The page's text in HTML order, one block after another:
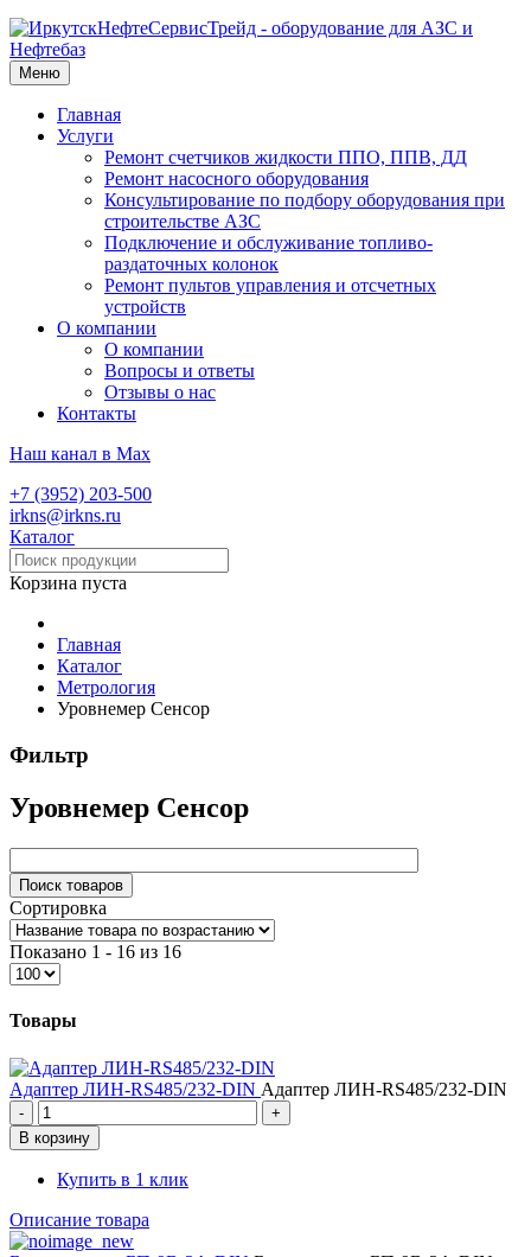
Меню
Главная
Услуги
Ремонт счетчиков жидкости ППО, ППВ, ДД
Ремонт насосного оборудования
Консультирование по подбору оборудования при
строительстве АЗС
Подключение и обслуживание топливо-
раздаточных колонок
Ремонт пультов управления и отсчетных
устройств
О компании
О компании
Вопросы и ответы
Отзывы о нас
Контакты
Наш канал в Max
+7 (3952) 203-500
irkns@irkns.ru
Каталог
Корзина пуста
Главная
Каталог
Метрология
Уровнемер Сенсор
Фильтр
Уровнемер Сенсор
Сортировка
Показано 1 - 16 из 16
Товары
Адаптер ЛИН-RS485/232-DIN Адаптер ЛИН-RS485/232-DIN
Купить в 1 клик
Описание товара